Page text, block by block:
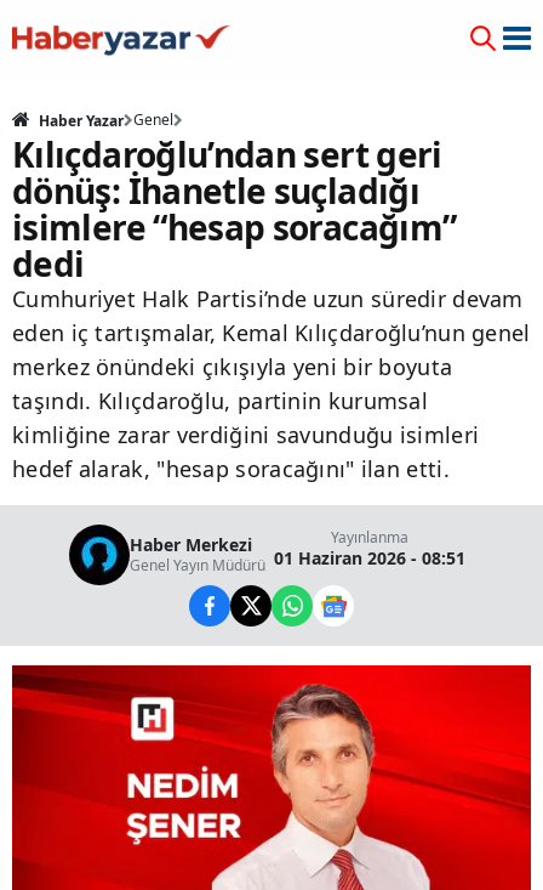
Haber Yazar Genel
Kılıçdaroğlu’ndan sert geri
dönüş: İhanetle suçladığı
isimlere “hesap soracağım”
dedi
Cumhuriyet Halk Partisi’nde uzun süredir devam
eden iç tartışmalar, Kemal Kılıçdaroğlu’nun genel
merkez önündeki çıkışıyla yeni bir boyuta
taşındı. Kılıçdaroğlu, partinin kurumsal
kimliğine zarar verdiğini savunduğu isimleri
hedef alarak, "hesap soracağını" ilan etti.
Haber Merkezi
Genel Yayın Müdürü
Yayınlanma
01 Haziran 2026 - 08:51